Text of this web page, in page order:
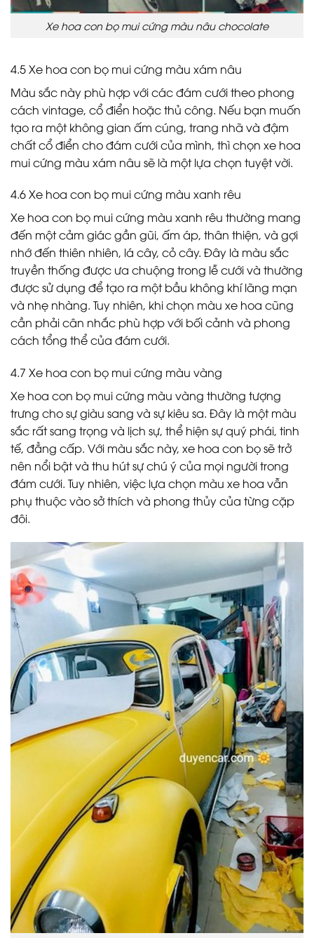
Xe hoa con bọ mui cứng màu nâu chocolate
4.5 Xe hoa con bọ mui cứng màu xám nâu
Màu sắc này phù hợp với các đám cưới theo phong
cách vintage, cổ điển hoặc thủ công. Nếu bạn muốn
tạo ra một không gian ấm cúng, trang nhã và đậm
chất cổ điển cho đám cưới của mình, thì chọn xe hoa
mui cứng màu xám nâu sẽ là một lựa chọn tuyệt vời.
4.6 Xe hoa con bọ mui cứng màu xanh rêu
Xe hoa con bọ mui cứng màu xanh rêu thường mang
đến một cảm giác gần gũi, ấm áp, thân thiện, và gợi
nhớ đến thiên nhiên, lá cây, cỏ cây. Đây là màu sắc
truyền thống được ưa chuộng trong lễ cưới và thường
được sử dụng để tạo ra một bầu không khí lãng mạn
và nhẹ nhàng. Tuy nhiên, khi chọn màu xe hoa cũng
cần phải cân nhắc phù hợp với bối cảnh và phong
cách tổng thể của đám cưới.
4.7 Xe hoa con bọ mui cứng màu vàng
Xe hoa con bọ mui cứng màu vàng thường tượng
trưng cho sự giàu sang và sự kiêu sa. Đây là một màu
sắc rất sang trọng và lịch sự, thể hiện sự quý phái, tinh
tế, đẳng cấp. Với màu sắc này, xe hoa con bọ sẽ trở
nên nổi bật và thu hút sự chú ý của mọi người trong
đám cưới. Tuy nhiên, việc lựa chọn màu xe hoa vẫn
phụ thuộc vào sở thích và phong thủy của từng cặp
đôi.